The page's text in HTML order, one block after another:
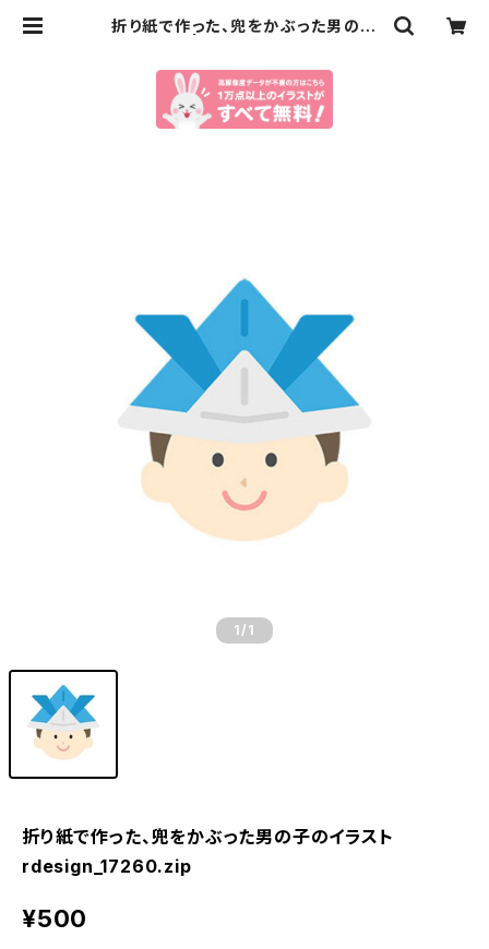
折り紙で作った、兜をかぶった男の子
1 /1
折り紙で作った、兜をかぶった男の子のイラスト
rdesign_17260.zip
¥500